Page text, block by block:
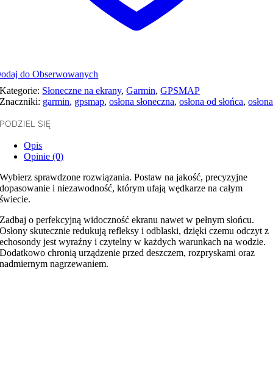
do Obserwowanych
Kategorie: Słoneczne na ekrany,Garmin,GPSMAP
Znaczniki: garmin, gpsmap,osłona słoneczna,osłona od słońca,osłona
PODZIEL SIĘ
Opis
Opinie (0)
Wybierz sprawdzone rozwiązania. Postaw na jakość, precyzyjne
dopasowanie i niezawodność, którym ufają wędkarze na całym
świecie.
Zadbaj o perfekcyjną widoczność ekranu nawet w pełnym słońcu.
Osłony skutecznie redukują refleksy i odblaski, dzięki czemu odczyt z
echosondy jest wyraźny i czytelny w każdych warunkach na wodzie.
Dodatkowo chronią urządzenie przed deszczem, rozpryskami oraz
nadmiernym nagrzewaniem.